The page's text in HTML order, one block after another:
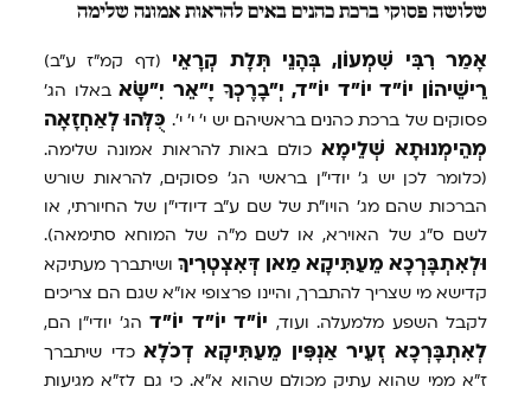
שלושה פסוקי ברכת כהנים באים להראות אמונה שלימה
אָמַר רִבִּי שִׁמְעוֹן, בְּהָנֵי תְּלָת קְרָאֵי (דף קמ"ז ע"ב)
רֵישֵׁיהוֹן יוֹ"ד יוֹ"ד יוֹ"ד, יְ"בָרֶכְךָ יָ"אֵר יִ"שָּׂאבאלו הג'
פסוקים של ברכת כהנים בראשיהם יש י' י' י'. כֻּלְּהוּלְאַחְזָאָה
מְהֵימְנוּתָא שְׁלֵימָאכולם באות להראות אמונה שלימה.
(כלומר לכן יש ג' יודי"ן בראשי הג' פסוקים, להראות שורש
הברכות שהם מג' הויו"ת של שם ע"ב דיודי"ן של החיורתי, או
לשם ס"ג של האוירא, או לשם מ"ה של המוחא סתימאה).
וּלְאִתְבָּרְכָא מֵעַתִּיקָא מַאן דְּאִצְטְרִיךְ ושיתברך מעתיקא
קדישא מי שצריך להתברך, והיינו פרצופי או"א שגם הם צריכים
לקבל השפע מלמעלה. ועוד, יוֹ"ד יוֹ"ד יוֹ"דהג' יודי"ן הם,
לְאִתְבָּרְכָא זְעֵיר אַנְפִּין מֵעַתִּיקָא דְכֹלָאכדי שיתברך
ז"א ממי שהוא עתיק מכולם שהוא א"א. כי גם לז"א מגיעות